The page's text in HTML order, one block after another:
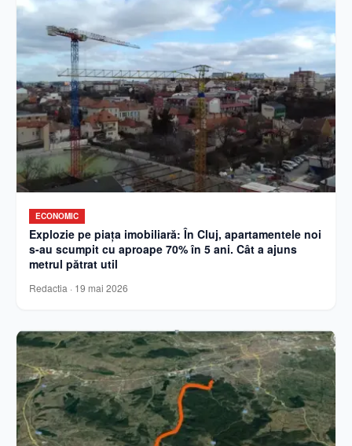
ECONOMIC
Explozie pe piața imobiliară: În Cluj, apartamentele noi
s-au scumpit cu aproape 70% în 5 ani. Cât a ajuns
metrul pătrat util
Redactia · 19 mai 2026